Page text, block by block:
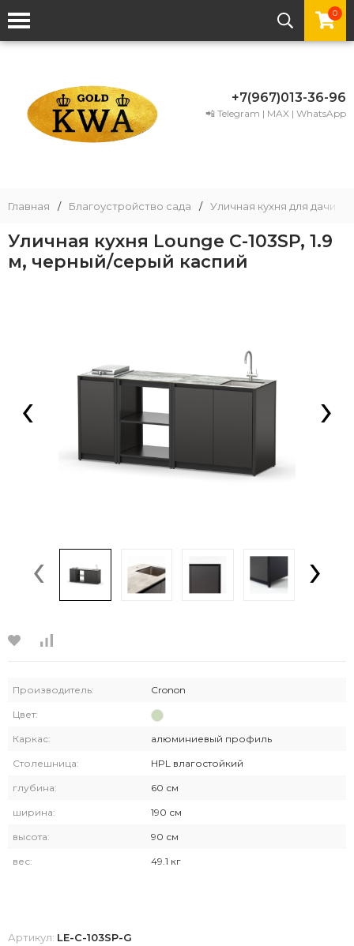
0
+7(967)013-36-96
📲 Telegram | MAX | WhatsApp
Главная / Благоустройство сада / Уличная кухня для дачи
Уличная кухня Lounge C-103SP, 1.9
м, черный/серый каспий
‹ ›
‹ ›
Производитель: Cronon
Цвет:
Каркас: алюминиевый профиль
Столешница: HPL влагостойкий
глубина: 60 см
ширина: 190 см
высота: 90 см
вес: 49.1 кг
Артикул: LE-C-103SP-G